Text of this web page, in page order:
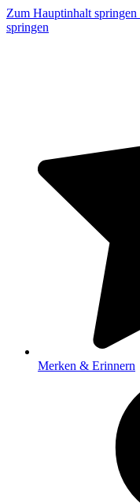
Zum Hauptinhalt springen
springen
Merken & Erinnern